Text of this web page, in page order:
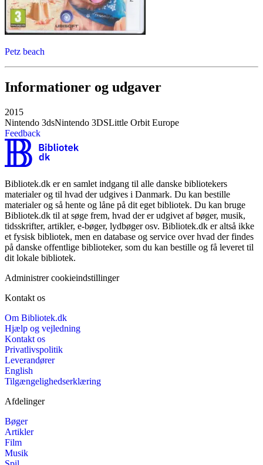
Petz beach
Informationer og udgaver
2015
Nintendo 3dsNintendo 3DSLittle Orbit Europe
Feedback
Bibliotek.dk er en samlet indgang til alle danske bibliotekers
materialer og til hvad der udgives i Danmark. Du kan bestille
materialer og så hente og låne på dit eget bibliotek. Du kan bruge
Bibliotek.dk til at søge frem, hvad der er udgivet af bøger, musik,
tidsskrifter, artikler, e-bøger, lydbøger osv. Bibliotek.dk er altså ikke
et fysisk bibliotek, men en database og service over hvad der findes
på danske offentlige biblioteker, som du kan bestille og få leveret til
dit lokale bibliotek.
Administrer cookieindstillinger
Kontakt os
Om Bibliotek.dk
Hjælp og vejledning
Kontakt os
Privatlivspolitik
Leverandører
English
Tilgængelighedserklæring
Afdelinger
Bøger
Artikler
Film
Musik